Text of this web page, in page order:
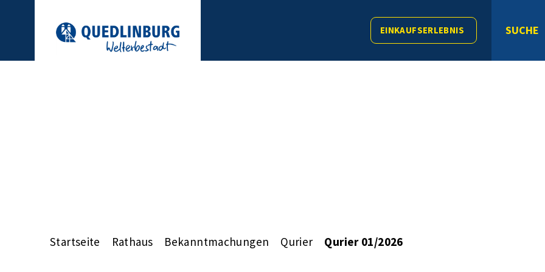
EINKAUFSERLEBNIS SUCHE
Startseite Rathaus Bekanntmachungen Qurier Qurier 01/2026